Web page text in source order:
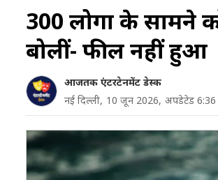
300 लोगों के सामने
बोलीं- फील नहीं हुआ
आजतक एंटरटेनमेंट डेस्क
नई दिल्ली, 10 जून 2026, अपडेटेड